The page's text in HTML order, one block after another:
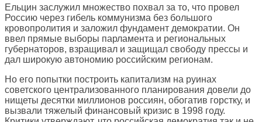
Ельцин заслужил множество похвал за то, что провел
Россию через гибель коммунизма без большого
кровопролития и заложил фундамент демократии. Он
ввел прямые выборы парламента и региональных
губернаторов, взращивал и защищал свободу прессы и
дал широкую автономию российским регионам.
Но его попытки построить капитализм на руинах
советского централизованного планирования довели до
нищеты десятки миллионов россиян, обогатив горстку, и
вызвали тяжелый финансовый кризис в 1998 году.